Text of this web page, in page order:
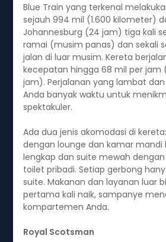
Blue Train yang terkenal
sejauh 994 mil (1.600 kilometer)
Johannesburg (24 jam) tiga kali
ramai (musim panas) dan sekali
jalan di luar musim. Kereta
kecepatan hingga 68 mil per jam
jam). Perjalanan yang lambat
Anda banyak waktu untuk
spektakuler.
Ada dua jenis akomodasi di
dengan lounge dan kamar mandi
lengkap dan suite mewah
toilet pribadi. Setiap gerbong
suite. Makanan dan layanan luar
pertama kali naik, sampanye
kompartemen Anda.
Royal Scotsman